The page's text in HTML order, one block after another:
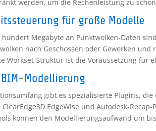
werden, um die Rechenleistung zu
für große Modelle
Megabyte an Punktwolken-Daten
nach Geschossen oder Gewerken und
Workset-Struktur ist die Voraussetzung für
Modellierung
gibt es spezialisierte Plugins,
EdgeWise und Autodesk-
können den Modellierungsaufwand um